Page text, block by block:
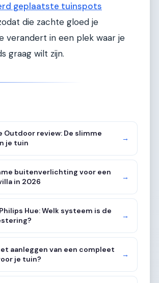
geplaatste tuinspots
die zachte gloed je
verandert in een plek waar je
graag wilt zijn.
Outdoor review: De slimme
je tuin
→
buitenverlichting voor een
in 2026
→
Hue: Welk systeem is de
→
aanleggen van een compleet
je tuin?
→